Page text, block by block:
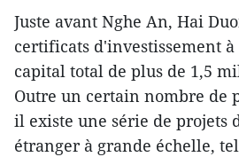
Juste avant Nghe An, Hai
certificats d'investissement
capital total de plus de 1,5
Outre un certain nombre de
il existe une série de projets
étranger à grande échelle,